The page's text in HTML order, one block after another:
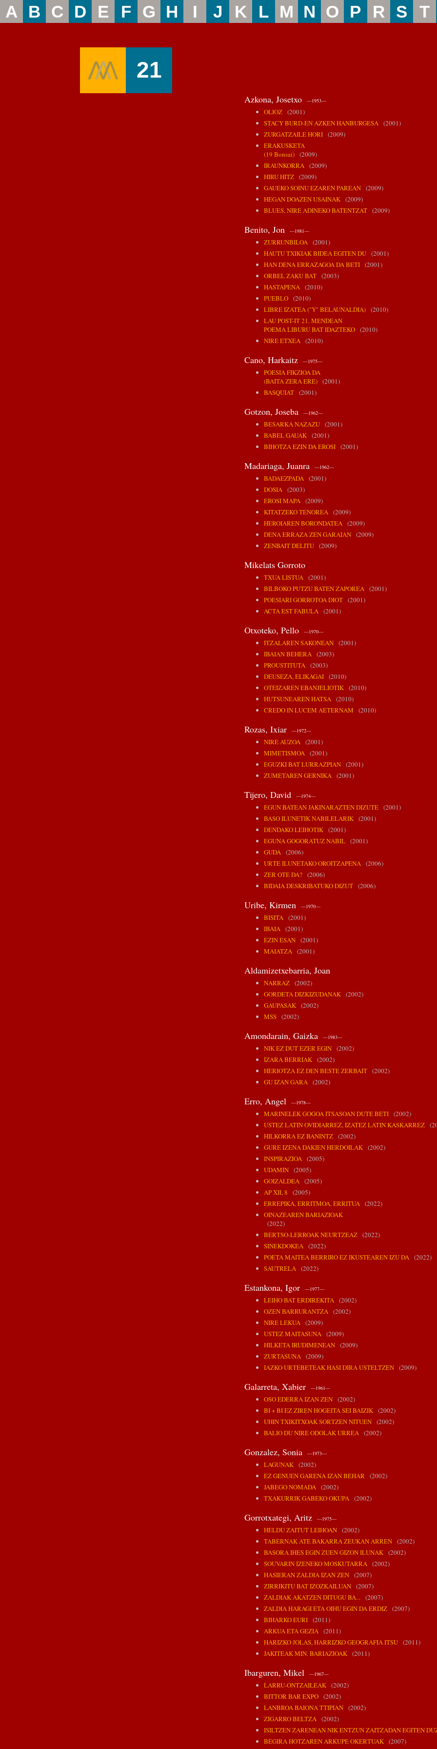
A B C D E F G H I J K L M N O P R S T
21
Azkona, Josetxo —1953—
OLIOZ (2001)
STACY BURD-EN AZKEN HANBURGESA (2001)
ZURGATZAILE HORI (2009)
ERAKUSKETA
(19 Bonsai) (2009)
IRAUNKORRA (2009)
HIRU HITZ (2009)
GAUEKO SOINU EZAREN PAREAN (2009)
HEGAN DOAZEN USAINAK (2009)
BLUES, NIRE ADINEKO BATENTZAT (2009)
Benito, Jon —1981—
ZURRUNBILOA (2001)
HAUTU TXIKIAK BIDEA EGITEN DU (2001)
HAN DENA ERRAZAGOA DA BETI (2001)
ORBEL ZAKU BAT (2003)
HASTAPENA (2010)
PUEBLO (2010)
LIBRE IZATEA ("Y" BELAUNALDIA) (2010)
LAU POST-IT 21. MENDEAN
POEMA LIBURU BAT IDAZTEKO (2010)
NIRE ETXEA (2010)
Cano, Harkaitz —1975—
POESIA FIKZIOA DA
(BAITA ZERA ERE) (2001)
BASQUIAT (2001)
Gotzon, Joseba —1962—
BESARKA NAZAZU (2001)
BABEL GAUAK (2001)
BIHOTZA EZIN DA EROSI (2001)
Madariaga, Juanra —1962—
BADAEZPADA (2001)
DOSIA (2003)
EROSI MAPA (2009)
KITATZEKO TENOREA (2009)
HEROIAREN BORONDATEA (2009)
DENA ERRAZA ZEN GARAIAN (2009)
ZENBAIT DELITU (2009)
Mikelats Gorroto
TXUA LISTUA (2001)
BILBOKO PUTZU BATEN ZAPOREA (2001)
POESIARI GORROTOA DIOT (2001)
ACTA EST FABULA (2001)
Otxoteko, Pello —1970—
ITZALAREN SAKONEAN (2001)
IBAIAN BEHERA (2003)
PROUSTITUTA (2003)
DEUSEZA, ELIKAGAI (2010)
OTEIZAREN EBANJELIOTIK (2010)
HUTSUNEAREN HATSA (2010)
CREDO IN LUCEM AETERNAM (2010)
Rozas, Ixiar —1972—
NIRE AUZOA (2001)
MIMETISMOA (2001)
EGUZKI BAT LURRAZPIAN (2001)
ZUMETAREN GERNIKA (2001)
Tijero, David —1974—
EGUN BATEAN JAKINARAZTEN DIZUTE (2001)
BASO ILUNETIK NABILELARIK (2001)
DENDAKO LEIHOTIK (2001)
EGUNA GOGORATUZ NABIL (2001)
GUDA (2006)
URTE ILUNETAKO OROITZAPENA (2006)
ZER OTE DA? (2006)
BIDAIA DESKRIBATUKO DIZUT (2006)
Uribe, Kirmen —1970—
BISITA (2001)
IBAIA (2001)
EZIN ESAN (2001)
MAIATZA (2001)
Aldamizetxebarria, Joan
NARRAZ (2002)
GORDETA DIZKIZUDANAK (2002)
GAUPASAK (2002)
MSS (2002)
Amondarain, Gaizka —1983—
NIK EZ DUT EZER EGIN (2002)
IZARA BERRIAK (2002)
HERIOTZA EZ DEN BESTE ZERBAIT (2002)
GU IZAN GARA (2002)
Erro, Angel —1978—
MARINELEK GOGOA ITSASOAN DUTE BETI (2002)
USTEZ LATIN OVIDIARREZ, IZATEZ LATIN KASKARREZ
HILKORRA EZ BANINTZ (2002)
GURE IZENA DAKIEN HERDOILAK (2002)
INSPIRAZIOA (2005)
UDAMIN (2005)
GOIZALDEA (2005)
AP XII, 8 (2005)
ERREPIKA, ERRITMOA, ERRITUA (2022)
OINAZEAREN BARIAZIOAK
(2022)
BERTSO-LERROAK NEURTZEAZ (2022)
SINEKDOKEA (2022)
POETA MAITEA BERRIRO EZ IKUSTEAREN IZU DA (2022)
SAUTRELA (2022)
Estankona, Igor —1977—
LEIHO BAT ERDIREKITA (2002)
OZEN BARRURANTZA (2002)
NIRE LEKUA (2009)
USTEZ MAITASUNA (2009)
HILKETA IRUDIMENEAN (2009)
ZURTASUNA (2009)
IAZKO URTEBETEAK HASI DIRA USTELTZEN (2009)
Galarreta, Xabier —1961—
OSO EDERRA IZAN ZEN (2002)
BI + BI EZ ZIREN HOGEITA SEI BAIZIK (2002)
UHIN TXIKITXOAK SORTZEN NITUEN (2002)
BALIO DU NIRE ODOLAK URREA (2002)
Gonzalez, Sonia —1973—
LAGUNAK (2002)
EZ GENUEN GARENA IZAN BEHAR (2002)
JABEGO NOMADA (2002)
TXAKURRIK GABEKO OKUPA (2002)
Gorrotxategi, Aritz —1975—
HELDU ZAITUT LEIHOAN (2002)
TABERNAK ATE BAKARRA ZEUKAN ARREN (2002)
BASORA IHES EGIN ZUEN GIZON ILUNAK (2002)
SOUVARIN IZENEKO MOSKUTARRA (2002)
HASIERAN ZALDIA IZAN ZEN (2007)
ZIRRIKITU BAT IZOZKAILUAN (2007)
ZALDIAK AKATZEN DITUGU BA... (2007)
ZALDIA HARAGI ETA OIHU EGIN DA ERDIZ (2007)
BIHARKO EURI (2011)
ARKUA ETA GEZIA (2011)
HARIZKO JOLAS, HARRIZKO GEOGRAFIA ITSU (2011)
JAKITEAK MIN. BARIAZIOAK (2011)
Ibarguren, Mikel —1967—
LARRU-ONTZAILEAK (2002)
BITTOR BAR EXPO (2002)
LANBROA BAIONA TTIPIAN (2002)
ZIGARRO BELTZA (2002)
ISILTZEN ZARENEAN NIK ENTZUN ZAITZADAN EGITEN
BEGIRA HOTZAREN ARKUPE OKERTUAK (2007)